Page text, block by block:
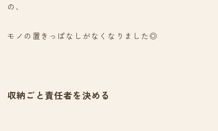
の、
モノの置きっぱなしがなくなりました◎
収納ごと責任者を決める